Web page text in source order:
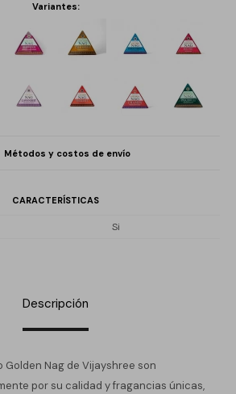
Variantes:
Métodos y costos de envío
CARACTERÍSTICAS
Si
Descripción
Golden Nag de Vijayshree son
por su calidad y fragancias únicas,